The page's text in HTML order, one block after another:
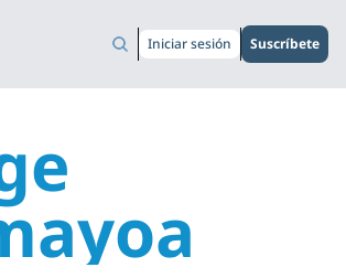
Iniciar sesión Suscríbete